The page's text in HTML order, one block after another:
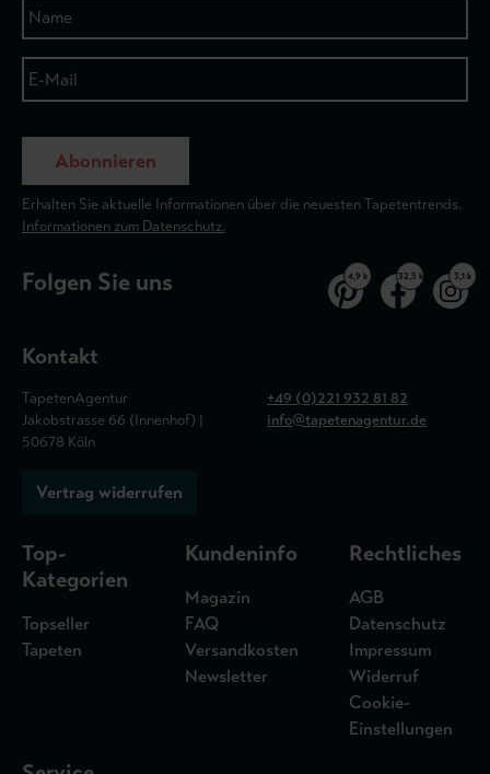
Abonnieren
Erhalten Sie aktuelle Informationen über die neuesten Tapetentrends.
Informationen zum Datenschutz.
Folgen Sie uns 4,9 k 32,5 k 3,1 k
Kontakt
TapetenAgentur
Jakobstrasse 66 (Innenhof) |
50678 Köln
+49 (0)221 932 81 82
info@tapetenagentur.de
Vertrag widerrufen
Top-
Kategorien
Topseller
Tapeten
Kundeninfo
Magazin
FAQ
Versandkosten
Newsletter
Rechtliches
AGB
Datenschutz
Impressum
Widerruf
Cookie-
Einstellungen